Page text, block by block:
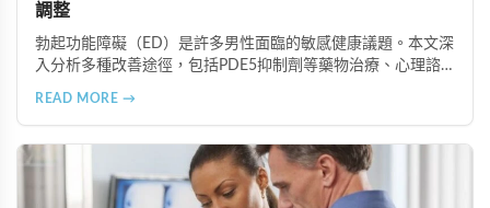
調整
勃起功能障礙（ED）是許多男性面臨的敏感健康議題。本文深
入分析多種改善途徑，包括PDE5抑制劑等藥物治療、心理諮
系下，及早尋求專業協助並採取積極主動的態度，配合規律運
動、健康飲食等預防措施，能有效改善性功能並重拾健康的性
READ MORE →